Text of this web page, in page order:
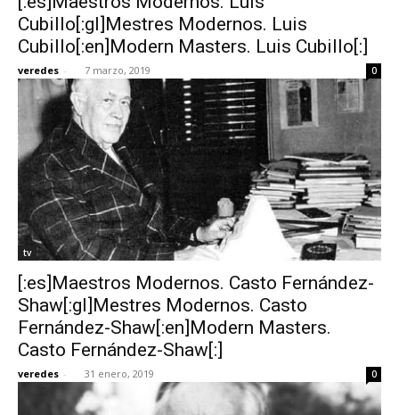
Cubillo[:gl]Mestres Modernos. Luis
Cubillo[:en]Modern Masters. Luis Cubillo[:]
veredes - 7 marzo, 2019 0
tv
[:es]Maestros Modernos. Casto Fernández-
Shaw[:gl]Mestres Modernos. Casto
Fernández-Shaw[:en]Modern Masters.
Casto Fernández-Shaw[:]
veredes - 31 enero, 2019 0